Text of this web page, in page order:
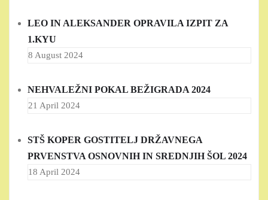
LEO IN ALEKSANDER OPRAVILA IZPIT ZA
1.KYU
8 August 2024
NEHVALEŽNI POKAL BEŽIGRADA 2024
21 April 2024
STŠ KOPER GOSTITELJ DRŽAVNEGA
PRVENSTVA OSNOVNIH IN SREDNJIH ŠOL 2024
18 April 2024